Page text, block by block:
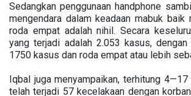
Sedangkan penggunaan handphone
mengendara dalam keadaan mabuk baik
roda empat adalah nihil. Secara
yang terjadi adalah 2.053 kasus,
1750 kasus dan roda empat atau lebih
Iqbal juga menyampaikan, terhitung
telah terjadi 57 kecelakaan dengan